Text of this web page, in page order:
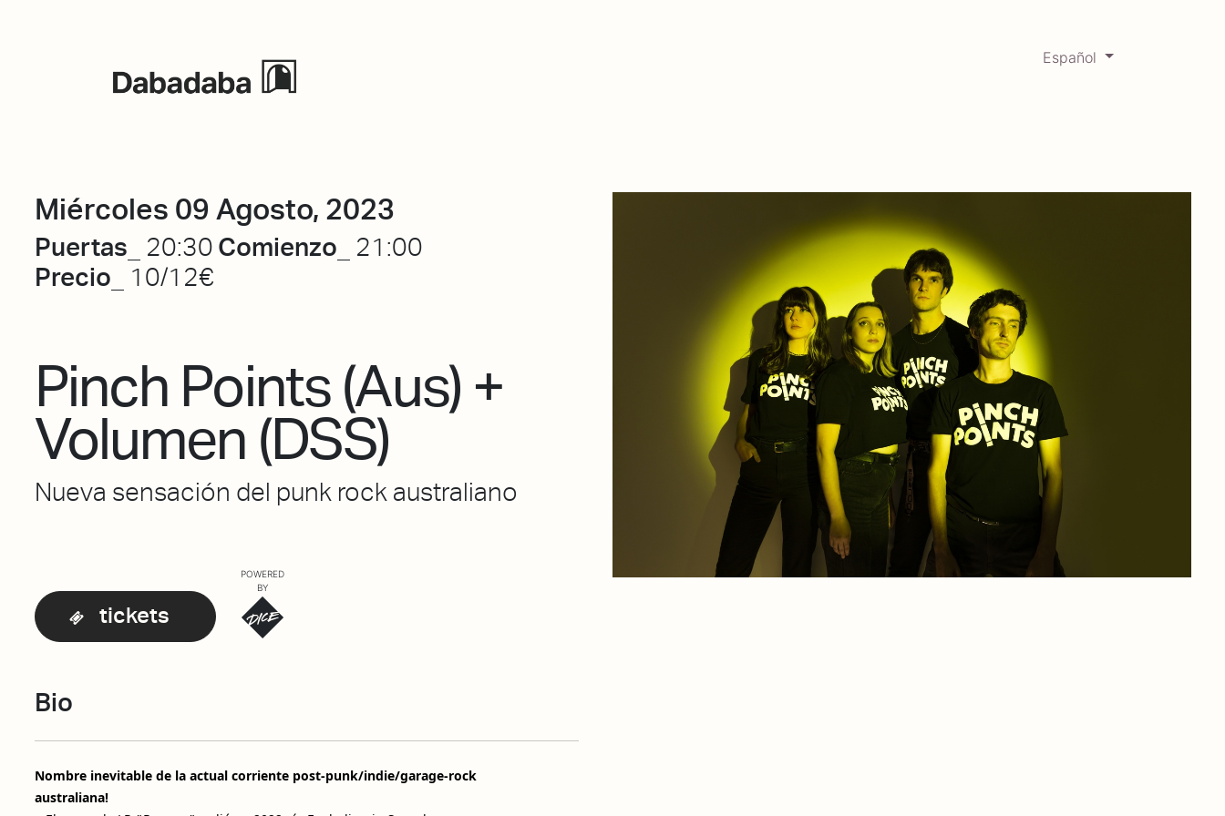
Español
Miércoles 09 Agosto, 2023
Puertas_ 20:30 Comienzo_ 21:00
Precio_ 10/12€
Pinch Points (Aus) +
Volumen (DSS)
Nueva sensación del punk rock australiano
tickets
POWERED
BY
Bio
Nombre inevitable de la actual corriente post-punk/indie/garage-rock
australiana!